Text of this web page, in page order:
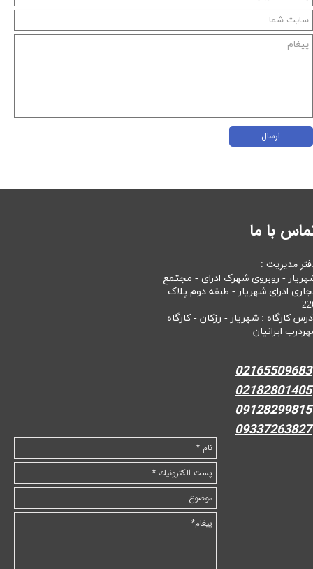
ارسال
با ما
مدیریت :
- روبروی شهرک ادرای - مجتمع
ادرای شهریار - طبقه دوم پلاک
کارگاه : شهریار - رزکان - کارگاه
ایرانیان
02165509683
02182801405
09128299815
09337263827